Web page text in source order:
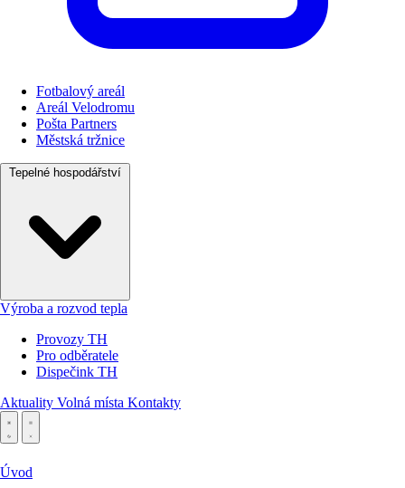
Fotbalový areál
Areál Velodromu
Pošta Partners
Městská tržnice
Tepelné hospodářství
Výroba a rozvod tepla
Provozy TH
Pro odběratele
Dispečink TH
Aktuality Volná místa Kontakty
Úvod